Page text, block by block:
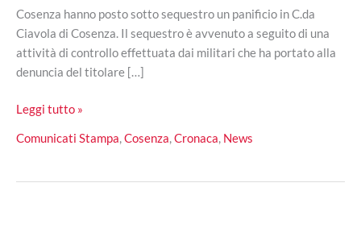
Cosenza hanno posto sotto sequestro un panificio in C.da
Ciavola di Cosenza. Il sequestro è avvenuto a seguito di una
attività di controllo effettuata dai militari che ha portato alla
denuncia del titolare […]
Cosenza,
panificio:
usati
Leggi tutto »
Comunicati Stampa,Cosenza,Cronaca, News